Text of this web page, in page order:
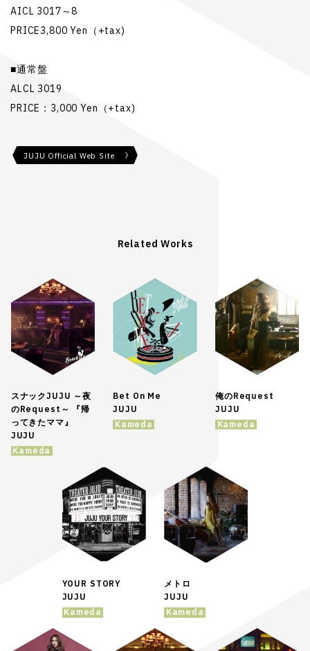
AICL 3017～8
PRICE3,800 Yen（+tax)
■通常盤
ALCL 3019
PRICE：3,000 Yen（+tax)
JUJU Official Web Site
Related Works
スナックJUJU ～夜
のRequest～ 『帰
ってきたママ』
JUJU
Kameda
Bet On Me
JUJU
Kameda
俺のRequest
JUJU
Kameda
YOUR STORY
JUJU
Kameda
メトロ
JUJU
Kameda